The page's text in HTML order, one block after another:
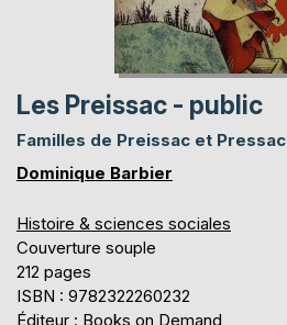
Les Preissac - public
Familles de Preissac et Pressac
Dominique Barbier
Histoire & sciences sociales
Couverture souple
212 pages
ISBN : 9782322260232
Éditeur : Books on Demand